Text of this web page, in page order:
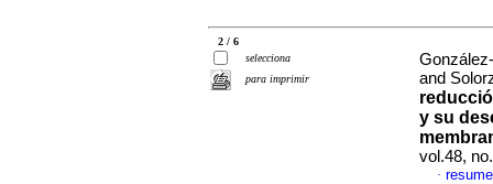
2 / 6
selecciona
para imprimir
and
y su
vol.48,
·